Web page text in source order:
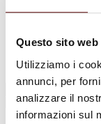
Questo sito
Utilizziamo i
annunci, per
analizzare il
informazioni sul
In caso di
News
Info e Contatti
Cerca
per: